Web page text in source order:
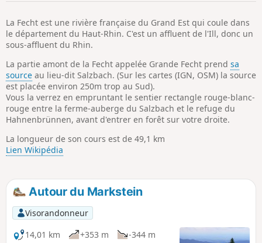
La Fecht est une rivière française du Grand Est qui coule dans
le département du Haut-Rhin. C'est un affluent de l'Ill, donc un
sous-affluent du Rhin.
La partie amont de la Fecht appelée Grande Fecht prend sa
source au lieu-dit Salzbach. (Sur les cartes (IGN, OSM) la source
est placée environ 250m trop au Sud).
Vous la verrez en empruntant le sentier rectangle rouge-blanc-
rouge entre la ferme-auberge du Salzbach et le refuge du
Hahnenbrünnen, avant d'entrer en forêt sur votre droite.
La longueur de son cours est de 49,1 km
Lien Wikipédia
Autour du Markstein
Visorandonneur
14,01 km
+353 m
-344 m